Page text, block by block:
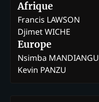
Afrique
Francis LAWSON
Djimet WICHE
Europe
Nsimba MANDIANGU
Kevin PANZU